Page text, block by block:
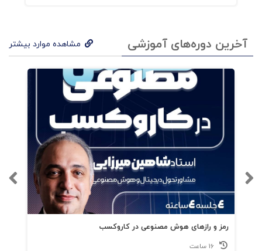
آخرین دوره‌های آموزشی مشاهده موارد بیشتر
رمز و رازهای هوش مصنوعی در کاروکسب